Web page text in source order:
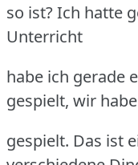
so ist? Ich hatte
Unterricht
habe ich gerade
gespielt, wir
gespielt. Das ist